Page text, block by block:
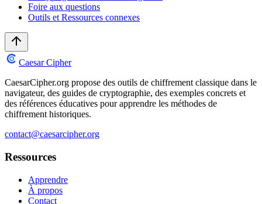
Foire aux questions
Outils et Ressources connexes
Caesar Cipher
CaesarCipher.org propose des outils de chiffrement classique dans le
navigateur, des guides de cryptographie, des exemples concrets et
des références éducatives pour apprendre les méthodes de
chiffrement historiques.
contact@caesarcipher.org
Ressources
Apprendre
À propos
Contact